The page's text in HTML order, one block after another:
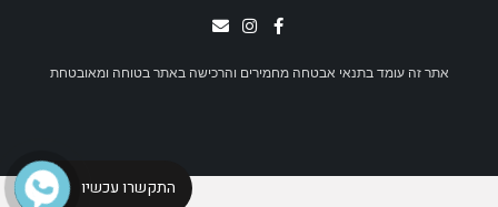
אתר זה עומד בתנאי אבטחה מחמירים והרכישה באתר בטוחה ומאובטחת
התקשרו עכשיו